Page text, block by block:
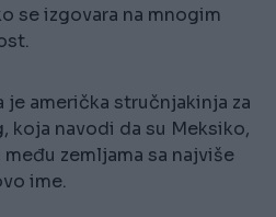
se izgovara na mnogim
američka stručnjakinja za
koja navodi da su Meksiko,
zemljama sa najviše
ime.